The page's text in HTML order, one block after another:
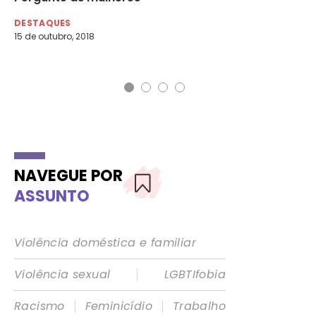
DESTAQUES
15 de outubro, 2018
NAVEGUE POR
ASSUNTO
Violência doméstica e familiar
Violência sexual
|
LGBTIfobia
Racismo
| Feminicídio |
Trabalho